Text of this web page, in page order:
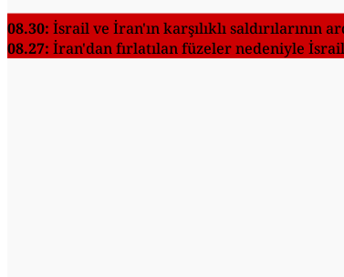
08.30: İsrail ve İran'ın karşılıklı
08.27: İran'dan fırlatılan füzeler nedeniyle